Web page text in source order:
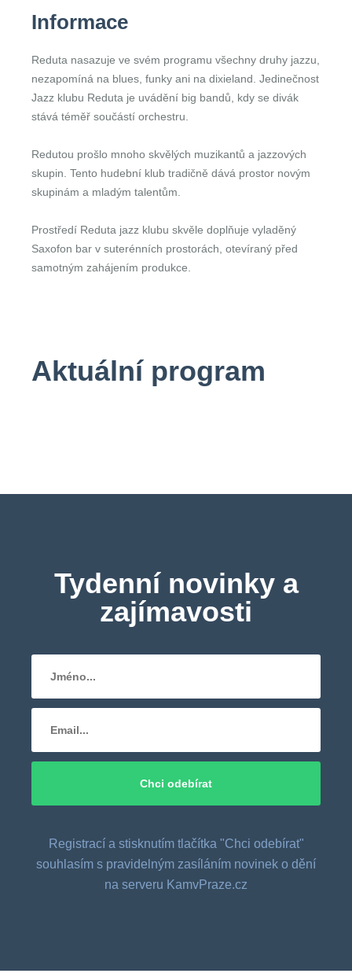
Informace
Reduta nasazuje ve svém programu všechny druhy jazzu,
nezapomíná na blues, funky ani na dixieland. Jedinečnost
Jazz klubu Reduta je uvádění big bandů, kdy se divák
stává téměř součástí orchestru.
Redutou prošlo mnoho skvělých muzikantů a jazzových
skupin. Tento hudební klub tradičně dává prostor novým
skupinám a mladým talentům.
Prostředí Reduta jazz klubu skvěle doplňuje vyladěný
Saxofon bar v suterénních prostorách, otevíraný před
samotným zahájením produkce.
Aktuální program
Tydenní novinky a
zajímavosti
Registrací a stisknutím tlačítka "Chci odebírat"
souhlasím s pravidelným zasíláním novinek o dění
na serveru KamvPraze.cz